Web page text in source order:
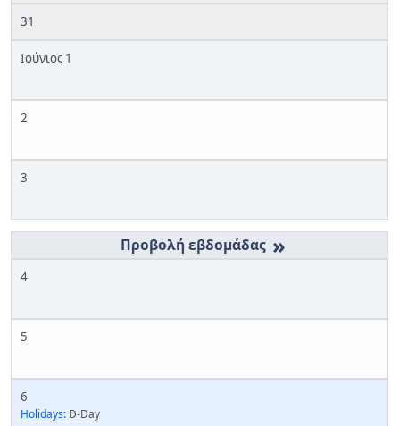
31
Ιούνιος 1
2
3
»
4
5
6
Holidays: D-Day